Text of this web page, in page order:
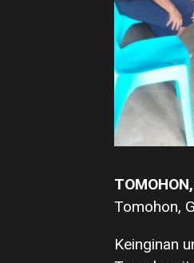
Tomohon,
Keinginan